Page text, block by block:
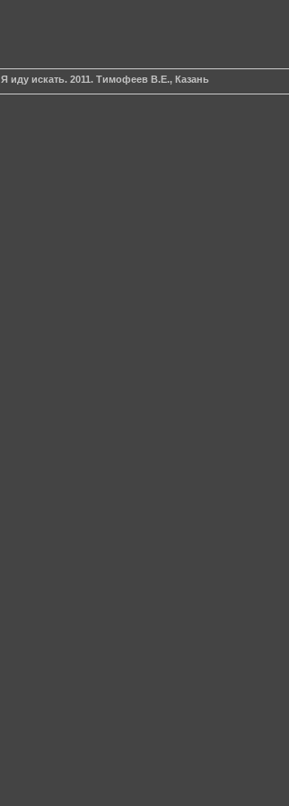
Я иду искать. 2011. Тимофеев В.Е., Казань